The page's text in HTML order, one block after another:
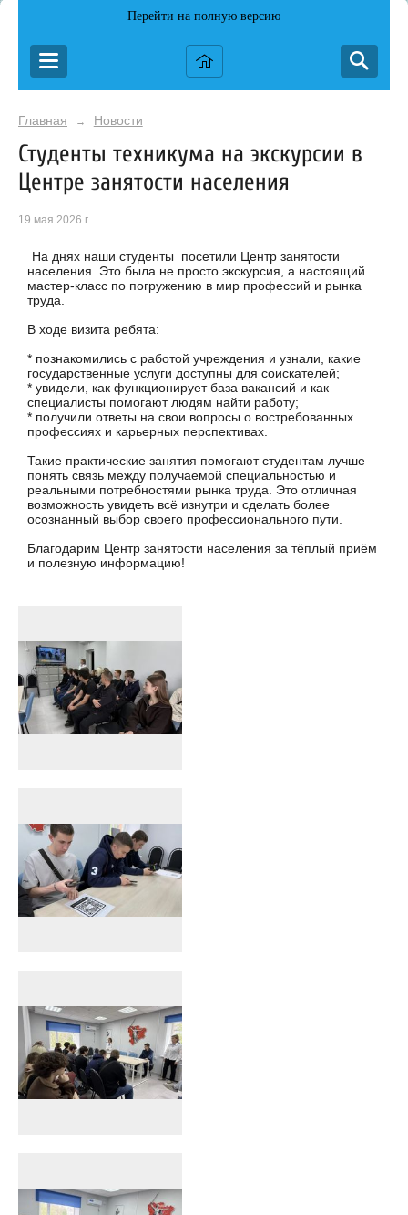
Перейти на полную версию
Главная → Новости
Студенты техникума на экскурсии в
Центре занятости населения
19 мая 2026 г.
На днях наши студенты посетили Центр занятости
населения. Это была не просто экскурсия, а настоящий
мастер-класс по погружению в мир профессий и рынка
труда.
В ходе визита ребята:
* познакомились с работой учреждения и узнали, какие
государственные услуги доступны для соискателей;
* увидели, как функционирует база вакансий и как
специалисты помогают людям найти работу;
* получили ответы на свои вопросы о востребованных
профессиях и карьерных перспективах.
Такие практические занятия помогают студентам лучше
понять связь между получаемой специальностью и
реальными потребностями рынка труда. Это отличная
возможность увидеть всё изнутри и сделать более
осознанный выбор своего профессионального пути.
Благодарим Центр занятости населения за тёплый приём
и полезную информацию!